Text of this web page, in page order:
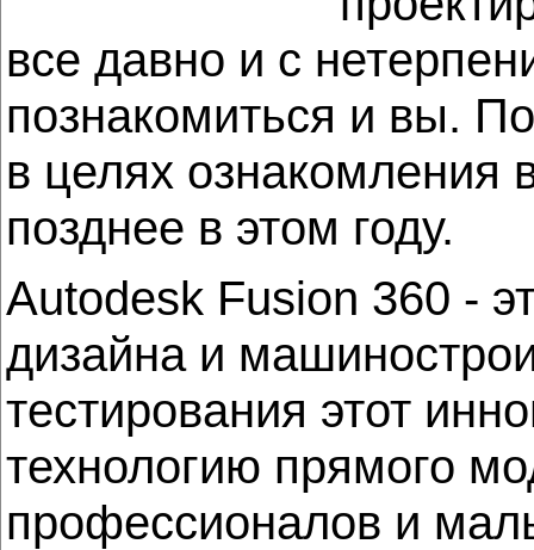
все давно и с
познакомиться и вы.
в целях ознакомления
позднее в этом году.
Autodesk Fusion 360 -
дизайна и
тестирования этот
технологию прямого
профессионалов и